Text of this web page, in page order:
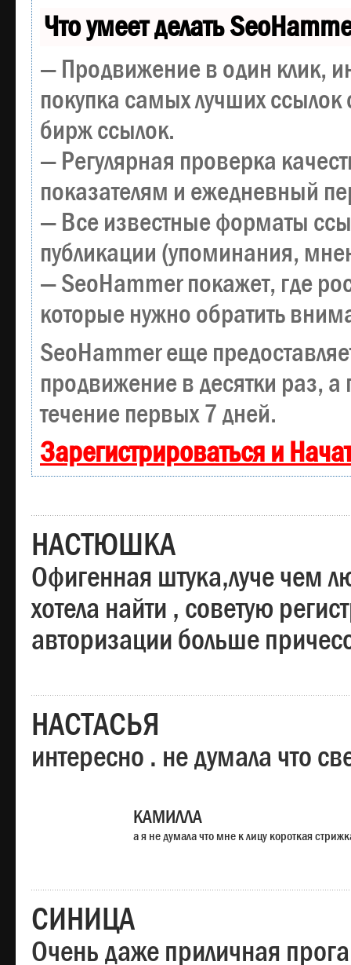
Что умеет делать
— Продвижение в один клик,
покупка самых лучших ссылок
бирж ссылок.
— Регулярная проверка
показателям и ежедневный
— Все известные форматы
публикации (упоминания,
— SeoHammer покажет, где
которые нужно обратить
SeoHammer еще
продвижение в десятки раз, а
течение первых 7 дней.
Зарегистрироваться и
НАСТЮШКА
Офигенная штука,луче чем
хотела найти , советую
авторизации больше
НАСТАСЬЯ
интересно . не думала что
КАМИЛЛА
а я не думала что мне к лицу короткая
СИНИЦА
Очень даже приличная